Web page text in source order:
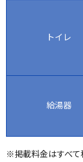
トイレ
給湯器
※掲載料金はすべて